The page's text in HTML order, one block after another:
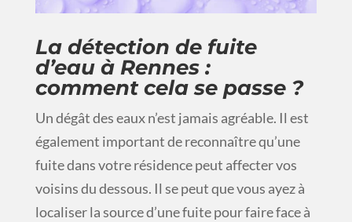
La détection de fuite
d’eau à Rennes :
comment cela se passe ?
Un dégât des eaux n’est jamais agréable. Il est
également important de reconnaître qu’une
fuite dans votre résidence peut affecter vos
voisins du dessous. Il se peut que vous ayez à
localiser la source d’une fuite pour faire face à